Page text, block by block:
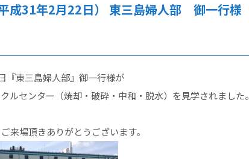
成31年2月22日） 東三島婦人部 御一行様
『東三島婦人部』御一行様が
ルセンター（焼却・破砕・中和・脱水）を見学されました。
来場頂きありがとうございます。